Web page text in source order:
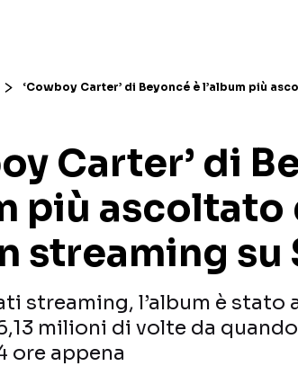
‘Cowboy Carter’ di Beyoncé è l’album più
Carter’ di
più ascoltato
streaming
streaming, l’album è stato
milioni di volte da
ore appena